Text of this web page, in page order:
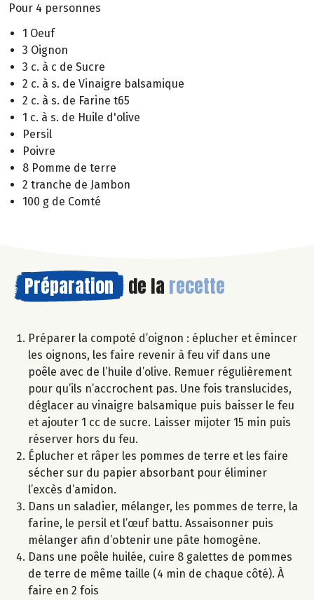
Pour 4 personnes
1 Oeuf
3 Oignon
3 c. à c de Sucre
2 c. à s. de Vinaigre balsamique
2 c. à s. de Farine t65
1 c. à s. de Huile d'olive
Persil
Poivre
8 Pomme de terre
2 tranche de Jambon
100 g de Comté
Préparation de la recette
Préparer la compoté d’oignon : éplucher et émincer
les oignons, les faire revenir à feu vif dans une
poêle avec de l’huile d’olive. Remuer régulièrement
pour qu’ils n’accrochent pas. Une fois translucides,
déglacer au vinaigre balsamique puis baisser le feu
et ajouter 1 cc de sucre. Laisser mijoter 15 min puis
réserver hors du feu.
Éplucher et râper les pommes de terre et les faire
sécher sur du papier absorbant pour éliminer
l’excès d’amidon.
Dans un saladier, mélanger, les pommes de terre, la
farine, le persil et l’œuf battu. Assaisonner puis
mélanger afin d’obtenir une pâte homogène.
Dans une poêle huilée, cuire 8 galettes de pommes
de terre de même taille (4 min de chaque côté). À
faire en 2 fois